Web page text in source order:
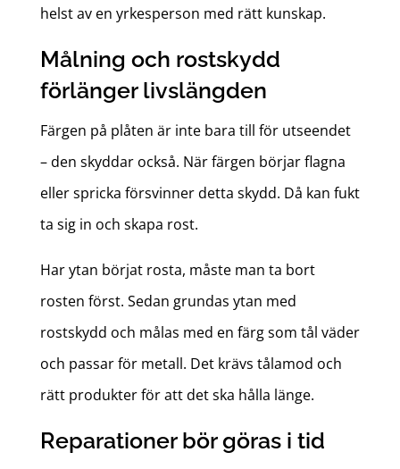
helst av en yrkesperson med rätt kunskap.
Målning och rostskydd
förlänger livslängden
Färgen på plåten är inte bara till för utseendet
– den skyddar också. När färgen börjar flagna
eller spricka försvinner detta skydd. Då kan fukt
ta sig in och skapa rost.
Har ytan börjat rosta, måste man ta bort
rosten först. Sedan grundas ytan med
rostskydd och målas med en färg som tål väder
och passar för metall. Det krävs tålamod och
rätt produkter för att det ska hålla länge.
Reparationer bör göras i tid